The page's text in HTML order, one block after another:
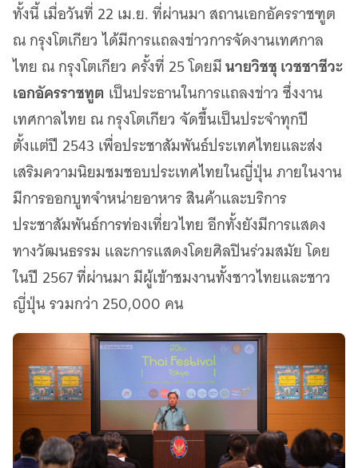
ทั้งนี้ เมื่อวันที่ 22 เม.ย. ที่ผ่านมา สถานเอกอัครราชฑูต
ณ กรุงโตเกียว ได้มีการแถลงข่าวการจัดงานเทศกาล
ไทย ณ กรุงโตเกียว ครั้งที่ 25 โดยมีนายวิชชุ เวชชาชีวะ
เอกอัครราชทูต เป็นประธานในการแถลงข่าว ซึ่งงาน
เทศกาลไทย ณ กรุงโตเกียว จัดขึ้นเป็นประจำทุกปี
ตั้งแต่ปี 2543 เพื่อประชาสัมพันธ์ประเทศไทยและส่ง
เสริมความนิยมชมชอบประเทศไทยในญี่ปุ่น ภายในงาน
มีการออกบูทจำหน่ายอาหาร สินค้าและบริการ
ประชาสัมพันธ์การท่องเที่ยวไทย อีกทั้งยังมีการแสดง
ทางวัฒนธรรม และการแสดงโดยศิลปินร่วมสมัย โดย
ในปี 2567 ที่ผ่านมา มีผู้เข้าชมงานทั้งชาวไทยและชาว
ญี่ปุ่น รวมกว่า 250,000 คน